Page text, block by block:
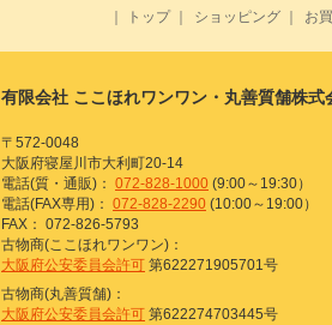
トップ｜ ショッピング お
有限会社 ここほれワンワン・丸善質舗株式
〒572-0048
大阪府寝屋川市大利町20-14
電話(質・通販)： 072-828-1000 (9:00～19:30）
電話(FAX専用)： 072-828-2290 (10:00～19:00）
FAX： 072-826-5793
古物商(ここほれワンワン)：
大阪府公安委員会許可 第622271905701号
古物商(丸善質舗)：
大阪府公安委員会許可 第622274703445号